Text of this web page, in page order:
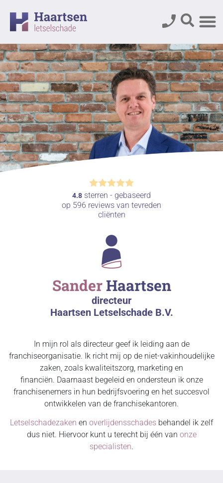
4.8 sterren - gebaseerd
op 596 reviews van tevreden
cliënten
SanderHaartsen
directeur
Haartsen Letselschade B.V.
In mijn rol als directeur geef ik leiding aan de
franchiseorganisatie. Ik richt mij op de niet-vakinhoudelijke
zaken, zoals kwaliteitszorg, marketing en
financiën. Daarnaast begeleid en ondersteun ik onze
franchisenemers in hun bedrijfsvoering en het succesvol
ontwikkelen van de franchisekantoren.
Letselschadezaken en overlijdensschades behandel ik zelf
dus niet. Hiervoor kunt u terecht bij één van onze
specialisten.